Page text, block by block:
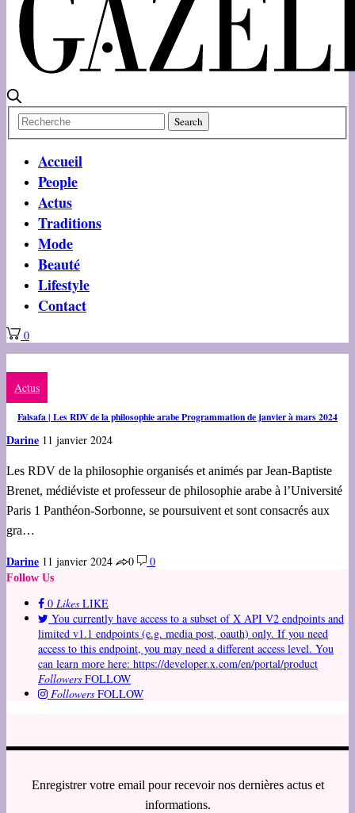
Accueil
People
Actus
Traditions
Mode
Beauté
Lifestyle
Contact
0
Actus
Falsafa | Les RDV de la philosophie arabe Programmation de janvier à mars 2024
Darine 11 janvier 2024
Les RDV de la philosophie organisés et animés par Jean-Baptiste
Brenet, médiéviste et professeur de philosophie arabe à l’Université
Paris 1 Panthéon-Sorbonne, se poursuivent et sont consacrés aux
gra…
Darine 11 janvier 2024 0 0
Follow Us
0 Likes LIKE
You currently have access to a subset of X API V2 endpoints and
limited v1.1 endpoints (e.g. media post, oauth) only. If you need
access to this endpoint, you may need a different access level. You
can learn more here: https://developer.x.com/en/portal/product
Followers FOLLOW
Followers FOLLOW
Enregistrer votre email pour recevoir nos dernières actus et
informations.